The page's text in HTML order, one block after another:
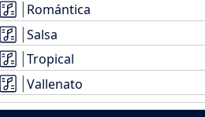
Romántica
Salsa
Tropical
Vallenato